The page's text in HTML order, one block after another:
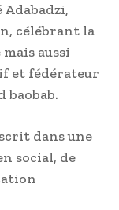
célébrant la
aussi
et fédérateur
baobab.
dans une
social, de